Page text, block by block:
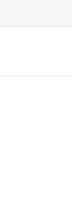
interaction,